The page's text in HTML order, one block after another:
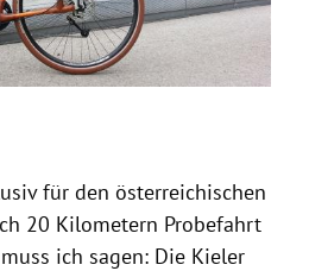
für den österreichischen
20 Kilometern Probefahrt
ich sagen: Die Kieler